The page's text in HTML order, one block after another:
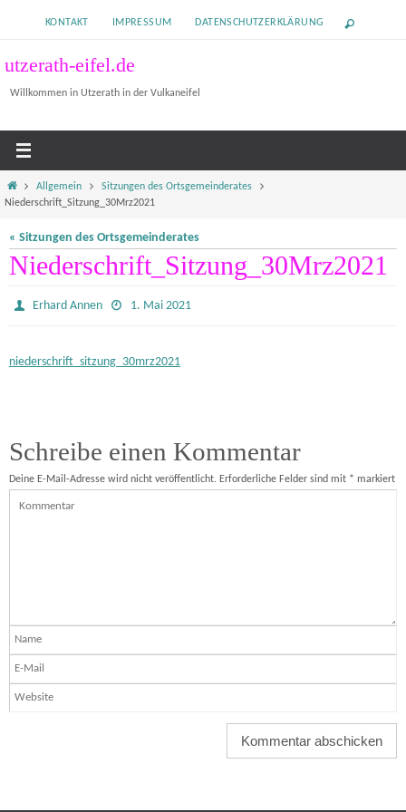
KONTAKT IMPRESSUM DATENSCHUTZERKLÄRUNG
utzerath-eifel.de
Willkommen in Utzerath in der Vulkaneifel
HomeAllgemein
Sitzungen des Ortsgemeinderates
Niederschrift_Sitzung_30Mrz2021
« Sitzungen des Ortsgemeinderates
Niederschrift_Sitzung_30Mrz2021
Erhard Annen 1. Mai 2021
niederschrift_sitzung_30mrz2021
Schreibe einen Kommentar
Deine E-Mail-Adresse wird nicht veröffentlicht. Erforderliche Felder sind mit * markiert